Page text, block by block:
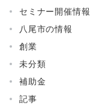
セミナー開催情報
八尾市の情報
創業
未分類
補助金
記事